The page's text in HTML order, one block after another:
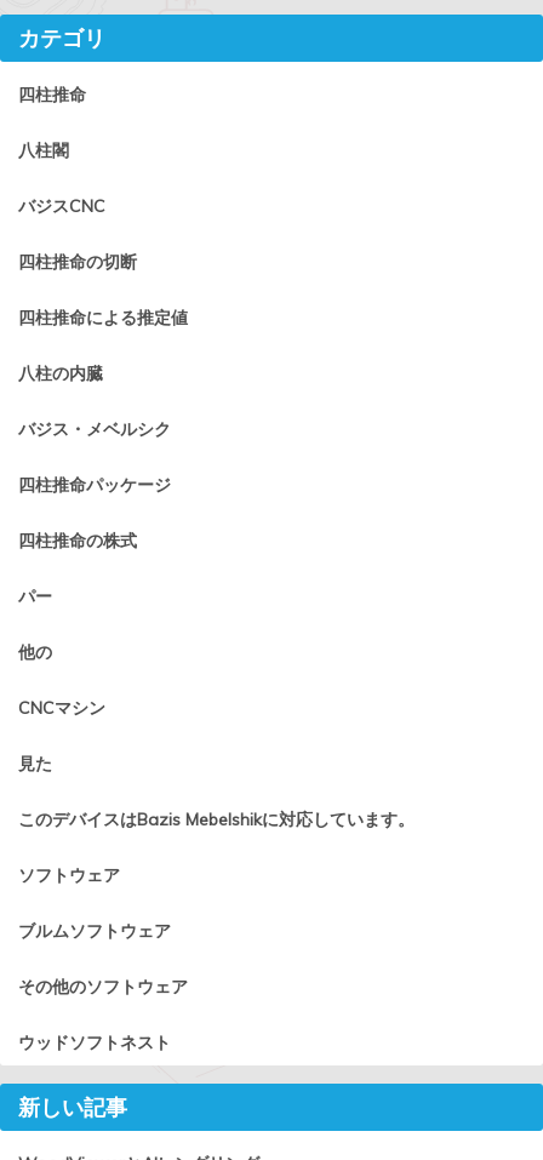
カテゴリ
四柱推命
八柱閣
バジスCNC
四柱推命の切断
四柱推命による推定値
八柱の内臓
バジス・メベルシク
四柱推命パッケージ
四柱推命の株式
パー
他の
CNCマシン
見た
このデバイスはBazis Mebelshikに対応しています。
ソフトウェア
ブルムソフトウェア
その他のソフトウェア
ウッドソフトネスト
新しい記事